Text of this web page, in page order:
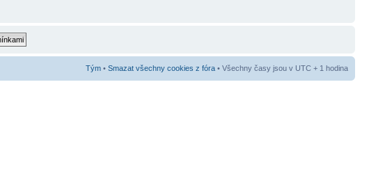
Tým • Smazat všechny cookies z fóra • Všechny časy jsou v UTC + 1 hodina